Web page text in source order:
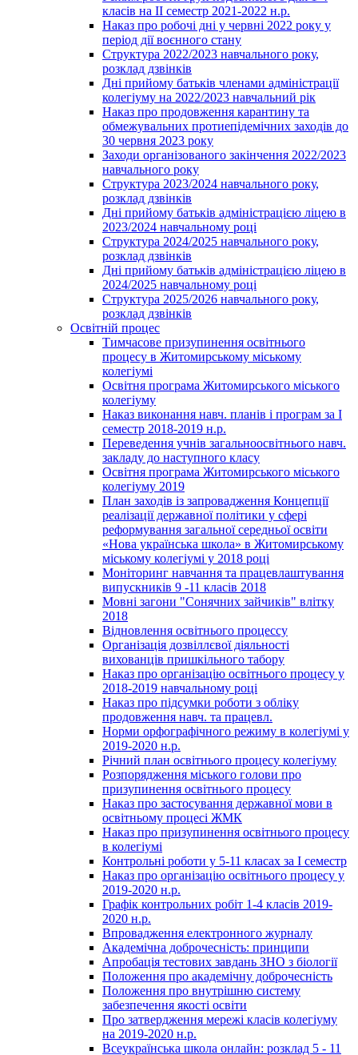
класів на ІІ семестр 2021-2022 н.р.
Наказ про робочі дні у червні 2022 року у
період дії воєнного стану
Структура 2022/2023 навчального року,
розклад дзвінків
Дні прийому батьків членами адміністрації
колегіуму на 2022/2023 навчальний рік
Наказ про продовження карантину та
обмежувальних протиепідемічних заходів до
30 червня 2023 року
Заходи організованого закінчення 2022/2023
навчального року
Структура 2023/2024 навчального року,
розклад дзвінків
Дні прийому батьків адміністрацією ліцею в
2023/2024 навчальному році
Структура 2024/2025 навчального року,
розклад дзвінків
Дні прийому батьків адміністрацією ліцею в
2024/2025 навчальному році
Структура 2025/2026 навчального року,
розклад дзвінків
Освітній процес
Тимчасове призупинення освітнього
процесу в Житомирському міському
колегіумі
Освітня програма Житомирського міського
колегіуму
Наказ виконання навч. планів і програм за І
семестр 2018-2019 н.р.
Переведення учнів загальноосвітнього навч.
закладу до наступного класу
Освітня програма Житомирського міського
колегіуму 2019
План заходів із запровадження Концепції
реалізації державної політики у сфері
реформування загальної середньої освіти
«Нова українська школа» в Житомирському
міському колегіумі у 2018 році
Моніторинг навчання та працевлаштування
випускників 9 -11 класів 2018
Мовні загони "Сонячних зайчиків" влітку
2018
Відновлення освітнього процессу
Організація дозвіллєвої діяльності
вихованців пришкільного табору
Наказ про організацію освітнього процесу у
2018-2019 навчальному році
Наказ про підсумки роботи з обліку
продовження навч. та працевл.
Норми орфографічного режиму в колегіумі у
2019-2020 н.р.
Річний план освітнього процесу колегіуму
Розпорядження міського голови про
призупинення освітнього процесу
Наказ про застосування державної мови в
освітньому процесі ЖМК
Наказ про призупинення освітнього процесу
в колегіумі
Контрольні роботи у 5-11 класах за І семестр
Наказ про організацію освітнього процесу у
2019-2020 н.р.
Графік контрольних робіт 1-4 класів 2019-
2020 н.р.
Впровадження електронного журналу
Академічна доброчесність: принципи
Апробація тестових завдань ЗНО з біології
Положення про академічну доброчесність
Положення про внутрішню систему
забезпечення якості освіти
Про затвердження мережі класів колегіуму
на 2019-2020 н.р.
Всеукраїнська школа онлайн: розклад 5 - 11